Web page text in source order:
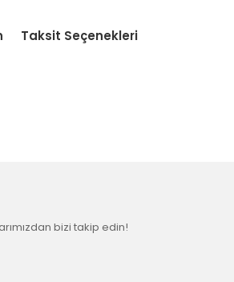
Taksit Seçenekleri
bizi takip edin!